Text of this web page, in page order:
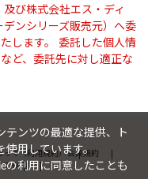
び株式会社エス・ディ
ンシリーズ販売元）へ委
します。 委託した個人情
ど、委託先に対し適正な
って（利用規約）会員規約
てFAQ
テンツの最適な提供、ト
使用しています。
の利用に同意したことも